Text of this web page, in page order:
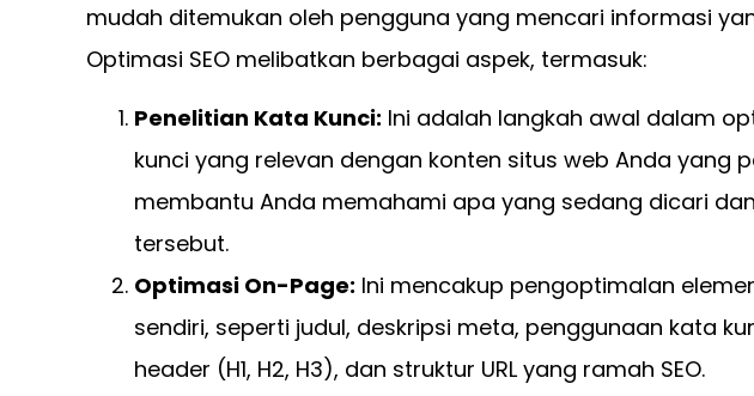
mudah ditemukan oleh pengguna yang mencari informasi
Optimasi SEO melibatkan berbagai aspek, termasuk:
Penelitian Kata Kunci: Ini adalah langkah awal dalam
kunci yang relevan dengan konten situs web Anda yang
membantu Anda memahami apa yang sedang dicari
tersebut.
Optimasi On-Page: Ini mencakup pengoptimalan
sendiri, seperti judul, deskripsi meta, penggunaan kata
header (H1, H2, H3), dan struktur URL yang ramah SEO.